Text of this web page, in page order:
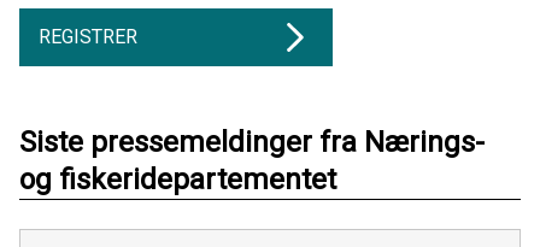
REGISTRER
Siste pressemeldinger fra Nærings-
og fiskeridepartementet